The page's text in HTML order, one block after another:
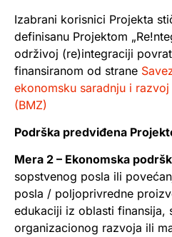
Izabrani korisnici Projekta
definisanu Projektom
održivoj (re)integraciji
finansiranom od strane
ekonomsku saradnju i
(BMZ)
Podrška predviđena
Mera 2 – Ekonomska
sopstvenog posla ili
posla / poljoprivredne
edukaciji iz oblasti finansija,
organizacionog razvoja ili